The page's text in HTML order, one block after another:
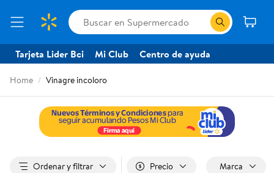
Tarjeta Lider Bci Mi Club Centro de ayuda
Home Vinagre incoloro
Ordenar y filtrar Precio Marca